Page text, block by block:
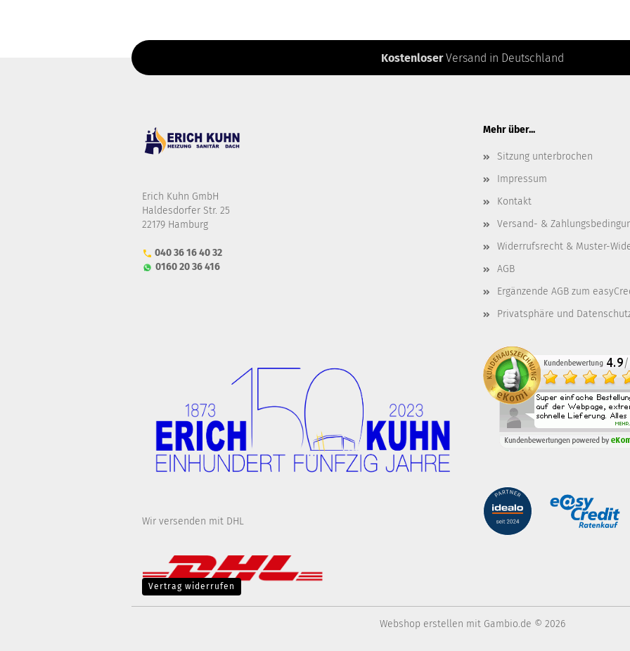
KostenloserVersand in Deutschland
Erich Kuhn GmbH
Haldesdorfer Str. 25
22179 Hamburg
040 36 16 40 32
0160 20 36 416
Mehr über...
Sitzung unterbrochen
Impressum
Kontakt
Versand- &
Widerrufsrecht & Muster-
AGB
Ergänzende AGB zum
Privatsphäre und
Wir versenden mit DHL
Vertrag widerrufen
Webshop erstellen mit Gambio.de © 2026